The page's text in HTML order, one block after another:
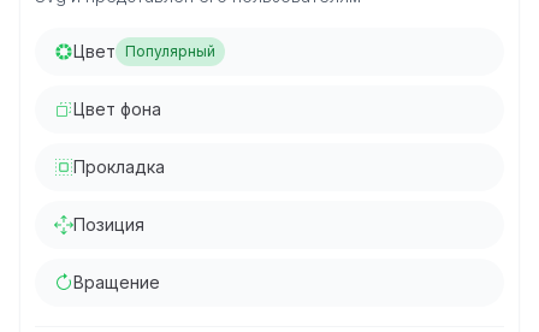
Цвет Популярный
Цвет фона
Прокладка
Позиция
Вращение